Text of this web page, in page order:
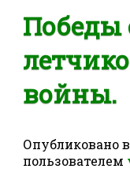
Победы
войны.
Опубликовано
пользователем